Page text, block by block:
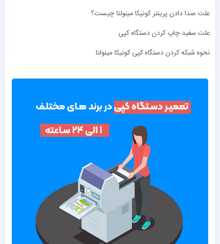
علت صدا دادن پرینتر کونیکا مینولتا چیست؟
علت سفید چاپ کردن دستگاه کپی
نحوه شبکه کردن دستگاه کپی کونیکا مینولتا